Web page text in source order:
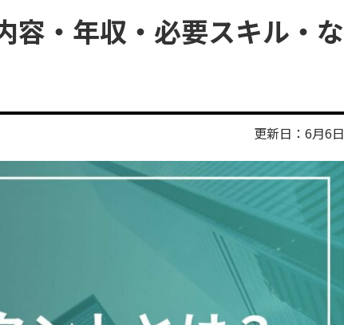
容・年収・必要スキル・な
更新日：6月6日